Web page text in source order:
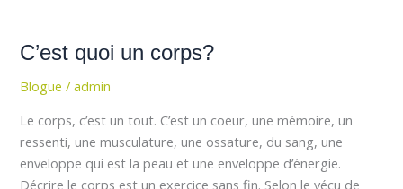
C’est quoi un corps?
Blogue /admin
Le corps, c’est un tout. C’est un coeur, une mémoire, un
ressenti, une musculature, une ossature, du sang, une
enveloppe qui est la peau et une enveloppe d’énergie.
Décrire le corps est un exercice sans fin. Selon le vécu de
un